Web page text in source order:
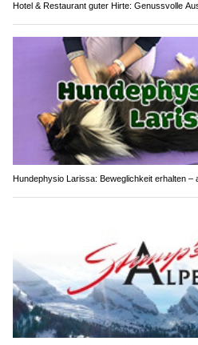
Hotel & Restaurant guter Hirte: Genussvolle
Hundephysio Larissa: Beweglichkeit erhalten –